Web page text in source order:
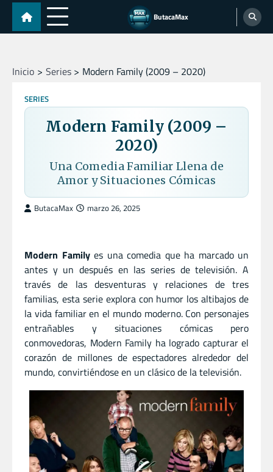
Skip
content
ButacaMax
Inicio Series Modern Family (2009 – 2020)
SERIES
Modern Family (2009 –
2020)
Una Comedia Familiar Llena de
Amor y Situaciones Cómicas
ButacaMax marzo 26, 2025
Modern Familyes una comedia que ha marcado un
antes y un después en las series de televisión. A
través de las desventuras y relaciones de tres
familias, esta serie explora con humor los altibajos de
la vida familiar en el mundo moderno. Con personajes
entrañables y situaciones cómicas pero
conmovedoras, Modern Family ha logrado capturar el
corazón de millones de espectadores alrededor del
mundo, convirtiéndose en un clásico de la televisión.